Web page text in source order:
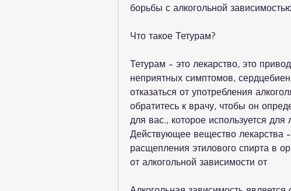
борьбы с алкогольной
Что такое Тетурам?
Тетурам - это лекарство, это
неприятных симптомов,
отказаться от употребления
обратитесь к врачу, чтобы он
для вас., которое используется для
Действующее вещество лекарства
расщепления этилового спирта в
от алкогольной зависимости от